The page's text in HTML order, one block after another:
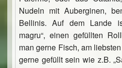
Nudeln mit Auberginen,
Bellinis. Auf dem Lande
magru“, einen gefüllten
man gerne Fisch, am
gerne gefüllt sein wie z.B.